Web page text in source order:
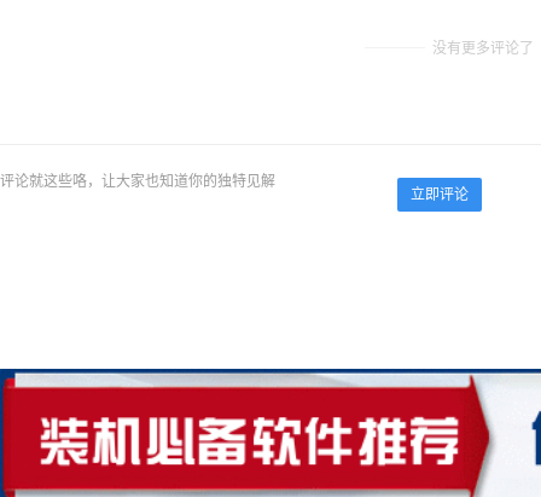
没有更多评论了
评论就这些咯，让大家也知道你的独特见解
立即评论